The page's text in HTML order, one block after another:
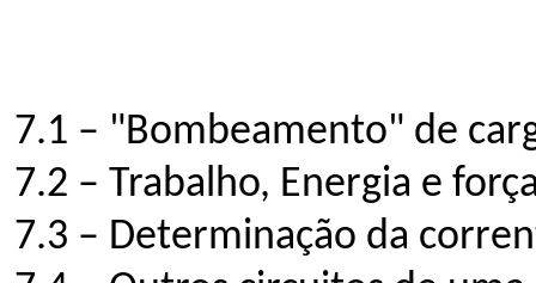
7.1 – "Bombeamento" de
7.2 – Trabalho, Energia e
7.3 – Determinação da